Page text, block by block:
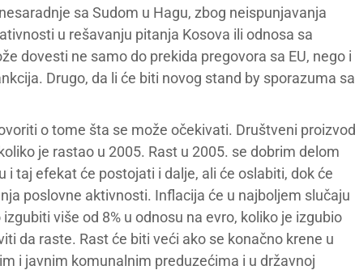
sa Sudom u Hagu, zbog neispunjavanja
u rešavanju pitanja Kosova ili odnosa sa
dovesti ne samo do prekida pregovora sa EU, nego i
Drugo, da li će biti novog stand by sporazuma sa
o tome šta se može očekivati. Društveni proizvod
je rastao u 2005. Rast u 2005. se dobrim delom
taj efekat će postojati i dalje, ali će oslabiti, dok će
poslovne aktivnosti. Inflacija će u najboljem slučaju
više od 8% u odnosu na evro, koliko je izgubio
da raste. Rast će biti veći ako se konačno krene u
i javnim komunalnim preduzećima i u državnoj